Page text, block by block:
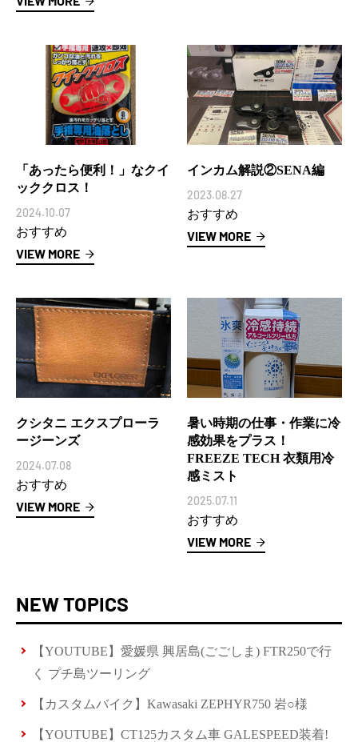
「あったら便利！」なクイ
ッククロス！
2024.10.07
おすすめ
VIEW MORE
インカム解説②SENA編
2023.08.27
おすすめ
VIEW MORE
クシタニ エクスプローラ
ージーンズ
2024.07.08
おすすめ
VIEW MORE
暑い時期の仕事・作業に冷
感効果をプラス！
FREEZE TECH 衣類用冷
感ミスト
2025.07.11
おすすめ
VIEW MORE
NEW TOPICS
【YOUTUBE】愛媛県 興居島(ごごしま) FTR250で行
く プチ島ツーリング
【カスタムバイク】Kawasaki ZEPHYR750 岩○様
【YOUTUBE】CT125カスタム車 GALESPEED装着!